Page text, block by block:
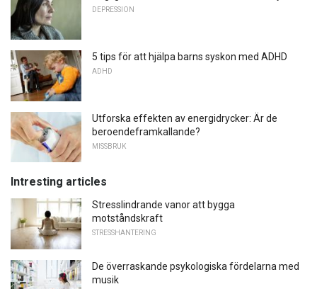
DEPRESSION
5 tips för att hjälpa barns syskon med ADHD
ADHD
Utforska effekten av energidrycker: Är de
beroendeframkallande?
MISSBRUK
Intresting articles
Stresslindrande vanor att bygga
motståndskraft
STRESSHANTERING
De överraskande psykologiska fördelarna med
musik